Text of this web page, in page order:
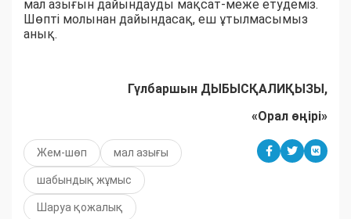
мал азығын дайындауды мақсат-меже етудеміз.
Шөпті молынан дайындасақ, еш ұтылмасымыз
анық.
Гүлбаршын ДЫБЫСҚАЛИҚЫЗЫ,
«Орал өңірі»
Жем-шөп мал азығы
шабындық жұмыс
Шаруа қожалық